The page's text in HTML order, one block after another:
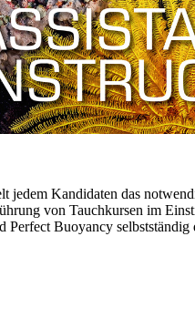
jedem Kandidaten das
von Tauchkursen im
Perfect Buoyancy